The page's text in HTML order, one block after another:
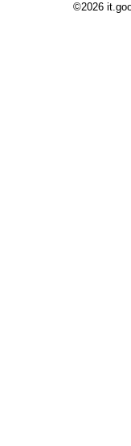
©2026